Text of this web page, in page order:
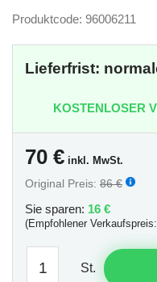
Produktcode: 96006211
Lieferfrist:
KOSTENLOSER
70 € inkl. MwSt.
Original Preis: 86 €
Sie sparen: 16 €
(Empfohlener
St.